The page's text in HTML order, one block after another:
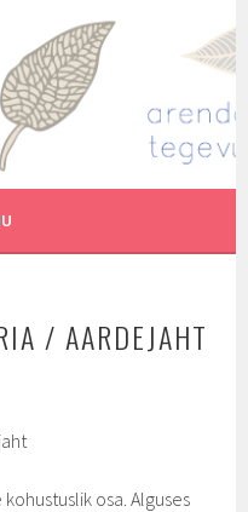
/ AARDEJAHT
osa. Alguses